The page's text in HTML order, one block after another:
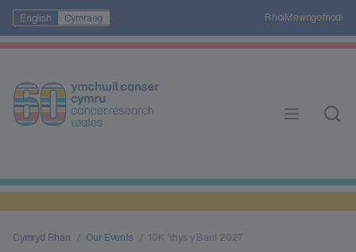
English Cymraeg RhoiMewngofnodi
Cymryd Rhan Our Events 10K Ynys y Barri 2027